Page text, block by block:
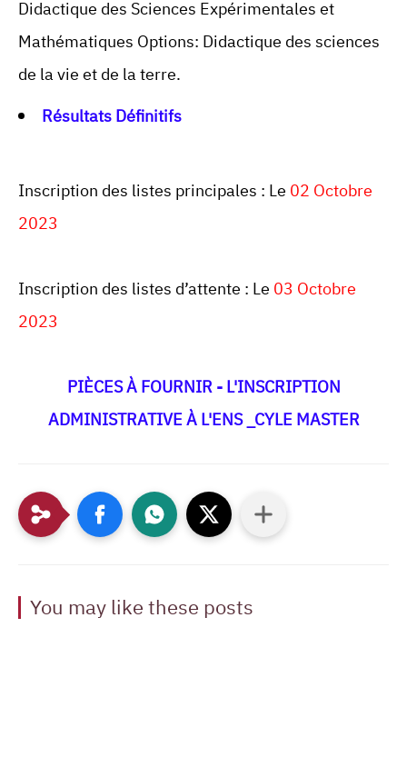
Didactique des Sciences Expérimentales et
Mathématiques Options: Didactique des sciences
de la vie et de la terre.
Résultats Définitifs
Inscription des listes principales : Le 02 Octobre
2023
Inscription des listes d’attente : Le 03 Octobre
2023
PIÈCES À FOURNIR - L'INSCRIPTION
ADMINISTRATIVE À L'ENS _CYLE MASTER
You may like these posts